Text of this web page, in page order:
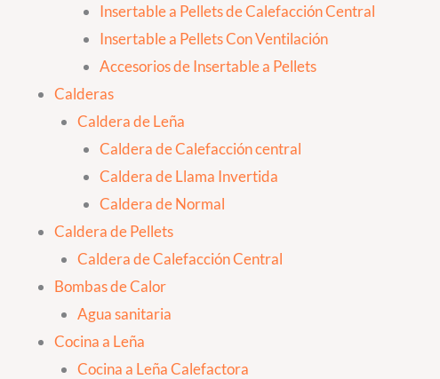
Insertable a Pellets de Calefacción Central
Insertable a Pellets Con Ventilación
Accesorios de Insertable a Pellets
Calderas
Caldera de Leña
Caldera de Calefacción central
Caldera de Llama Invertida
Caldera de Normal
Caldera de Pellets
Caldera de Calefacción Central
Bombas de Calor
Agua sanitaria
Cocina a Leña
Cocina a Leña Calefactora